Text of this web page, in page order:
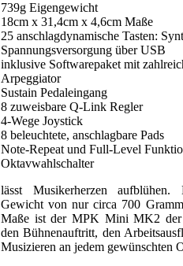
739g Eigengewicht
18cm x 31,4cm x 4,6cm Maße
25 anschlagdynamische Tasten:
Spannungsversorgung über USB
inklusive Softwarepaket mit
Arpeggiator
Sustain Pedaleingang
8 zuweisbare Q-Link Regler
4-Wege Joystick
8 beleuchtete, anschlagbare Pads
Note-Repeat und Full-Level
Oktavwahlschalter
lässt Musikerherzen
Gewicht von nur circa 700
Maße ist der MPK Mini MK2 der
den Bühnenauftritt, den
Musizieren an jedem gewünschten